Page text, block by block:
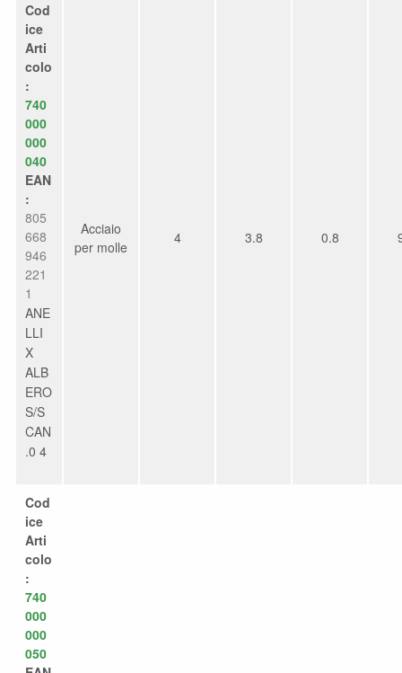
Cod
ice
Arti
colo
:
740
000
000
040
EAN
:
805
668
946
221
1
ANE
LLI
X
ALB
ERO
S/S
CAN
.0 4
Acciaio
per molle
4 3.8 0.8
Cod
ice
Arti
colo
:
740
000
000
050